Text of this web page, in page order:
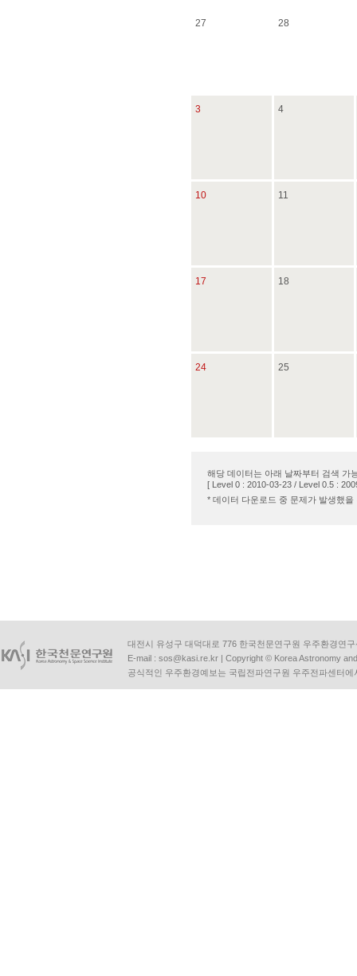
27 28
3 4
10 11
17 18
24 25
해당 데이터는 아래 날짜부터 검색 가
[ Level 0 : 2010-03-23 / Level 0.5 :
* 데이터 다운로드 중 문제가 발생했
대전시 유성구 대덕대로 776 한국천문연구원 우주환경연
E-mail : sos@kasi.re.kr | Copyright © Korea Astronomy
공식적인 우주환경예보는 국립전파연구원 우주전파센터에